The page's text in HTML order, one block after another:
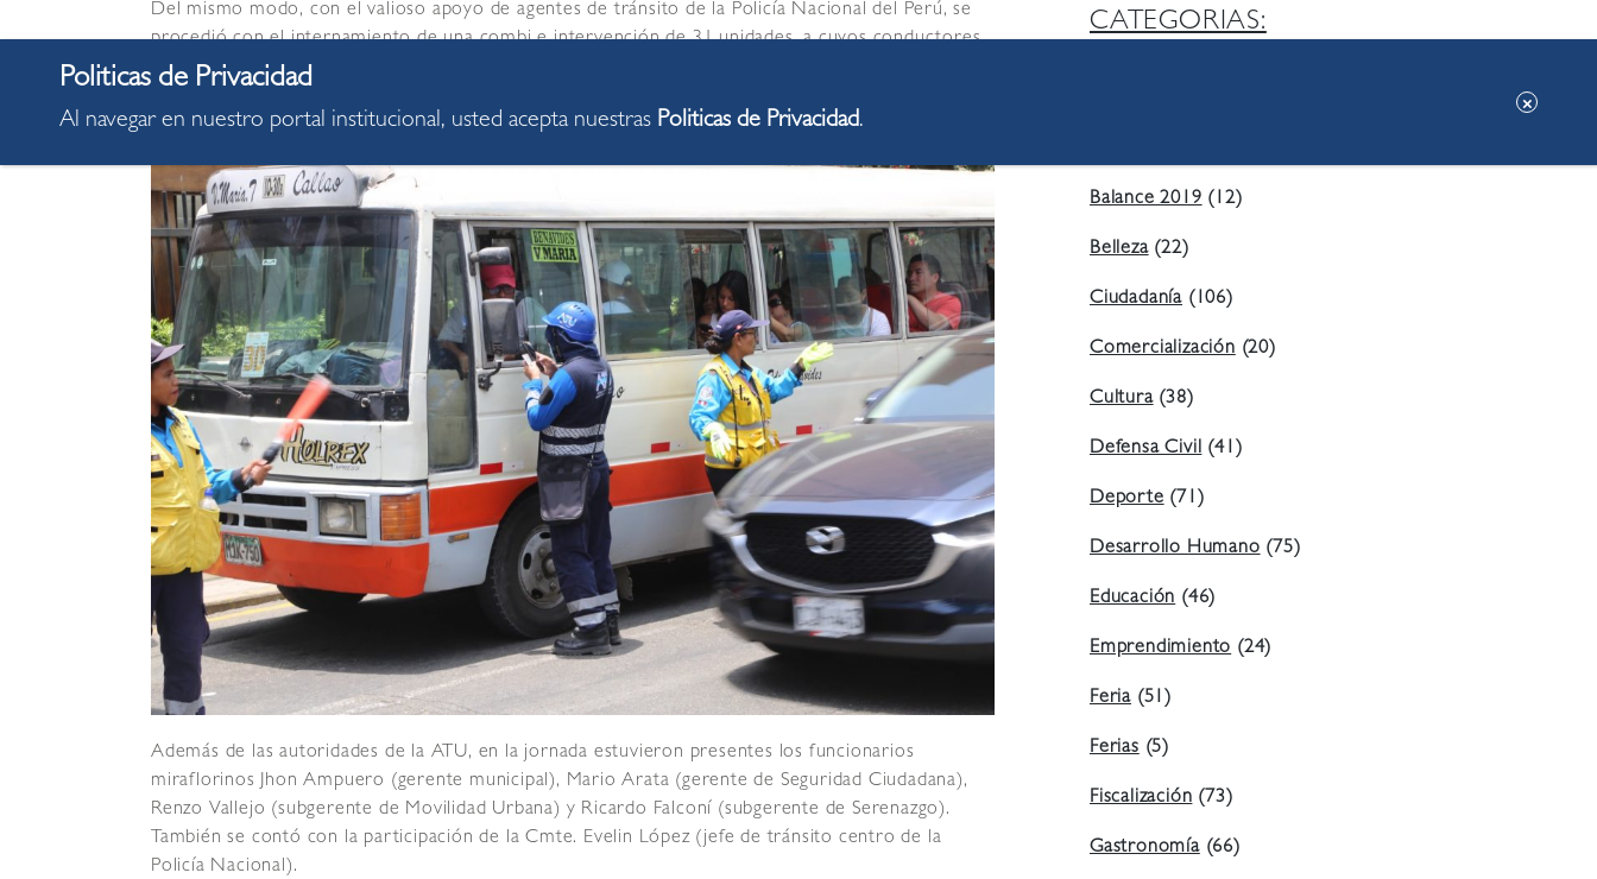
Del mismo modo, con el valioso apoyo de agentes de tránsito de la Policía Nacional del Perú, se
procedió con el internamiento de una combi e intervención de 31 unidades, a cuyos conductores
se les impuso el acta correspondiente. En efecto, este tipo de acciones conjuntas están enfocadas
Además de las autoridades de la ATU, en la jornada estuvieron presentes los funcionarios
miraflorinos Jhon Ampuero (gerente municipal), Mario Arata (gerente de Seguridad Ciudadana),
Renzo Vallejo (subgerente de Movilidad Urbana) y Ricardo Falconí (subgerente de Serenazgo).
También se contó con la participación de la Cmte. Evelin López (jefe de tránsito centro de la
Policía Nacional).
CATEGORIAS:
Balance 2019(12)
Belleza(22)
Ciudadanía (106)
Comercialización(20)
Cultura(38)
Defensa Civil(41)
Deporte(71)
Desarrollo Humano(75)
Educación(46)
Emprendimiento(24)
Feria (51)
Ferias(5)
Fiscalización(73)
Gastronomía(66)
Al navegar en nuestro portal institucional, usted acepta nuestras Politicas de Privacidad.